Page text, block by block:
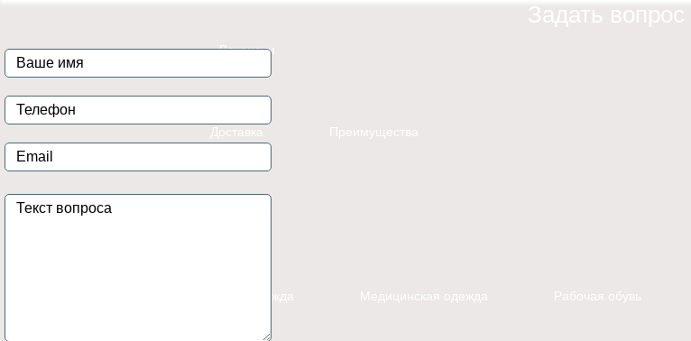
Вакансии
Доставка Преимущества
Спецодежда Медицинская одежда Рабочая обувь
Задать вопрос